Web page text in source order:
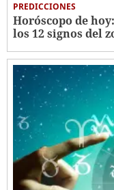
PREDICCIONES
Horóscopo de
los 12 signos del